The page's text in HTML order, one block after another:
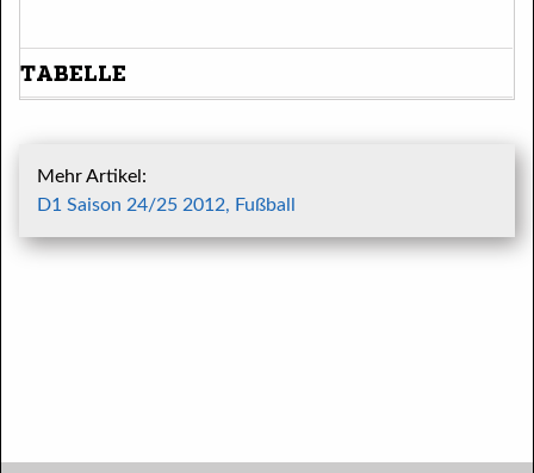
Mehr Artikel:
D1 Saison 24/25 2012, Fußball